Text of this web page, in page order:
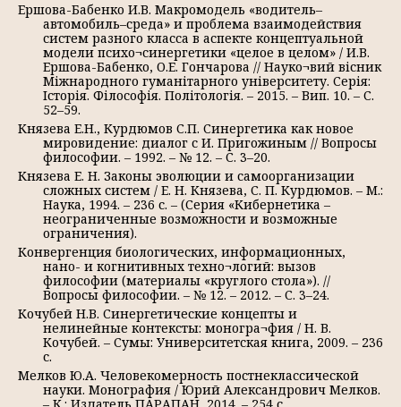
Ершова-Бабенко И.В. Макромодель «водитель–
автомобиль–среда» и проблема взаимодействия
систем разного класса в аспекте концептуальной
модели психо¬синергетики «целое в целом» / И.В.
Ершова-Бабенко, О.Е. Гончарова // Науко¬вий вісник
Міжнародного гуманітарного університету. Серія:
Історія. Філософія. Політологія. – 2015. – Вип. 10. – С.
52–59.
Князева Е.Н., Курдюмов С.П. Синергетика как новое
мировидение: диалог с И. Пригожиным // Вопросы
философии. – 1992. – № 12. – С. 3–20.
Князева Е. Н. Законы эволюции и самоорганизации
сложных систем / Е. Н. Князева, С. П. Курдюмов. – М.:
Наука, 1994. – 236 с. – (Серия «Кибернетика –
неограниченные возможности и возможные
ограничения).
Конвергенция биологических, информационных,
нано- и когнитивных техно¬логий: вызов
философии (материалы «круглого стола»). //
Вопросы философии. – № 12. – 2012. – С. 3–24.
Кочубей Н.В. Синергетические концепты и
нелинейные контексты: моногра¬фия / Н. В.
Кочубей. – Сумы: Университетская книга, 2009. – 236
с.
Мелков Ю.А. Человекомерность постнеклассической
науки. Монография / Юрий Александрович Мелков.